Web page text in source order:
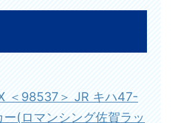
＜98537＞ JR キハ47-
(ロマンシング佐賀ラッ